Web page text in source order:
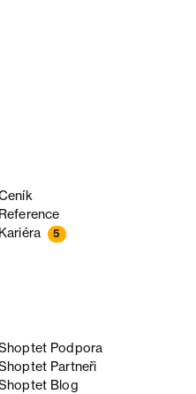
Reference
Kariéra 5
Podpora
Partneři
Blog